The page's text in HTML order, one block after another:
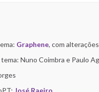
Graphene, com
Nuno Coimbra e Paulo
José Raeiro